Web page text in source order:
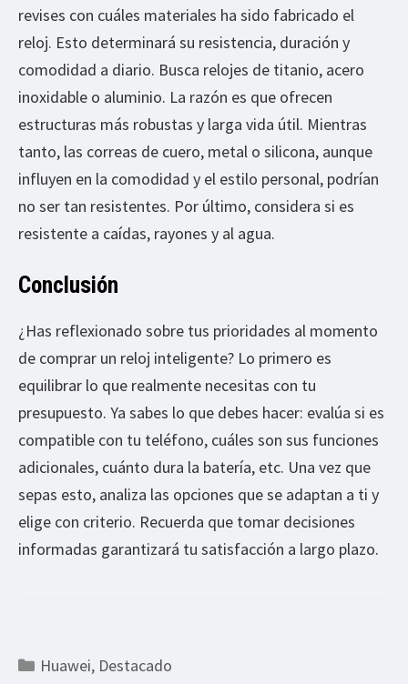
revises con cuáles materiales ha sido fabricado el
reloj. Esto determinará su resistencia, duración y
comodidad a diario. Busca relojes de titanio, acero
inoxidable o aluminio. La razón es que ofrecen
estructuras más robustas y larga vida útil. Mientras
tanto, las correas de cuero, metal o silicona, aunque
influyen en la comodidad y el estilo personal, podrían
no ser tan resistentes. Por último, considera si es
resistente a caídas, rayones y al agua.
Conclusión
¿Has reflexionado sobre tus prioridades al momento
de comprar un reloj inteligente? Lo primero es
equilibrar lo que realmente necesitas con tu
presupuesto. Ya sabes lo que debes hacer: evalúa si es
compatible con tu teléfono, cuáles son sus funciones
adicionales, cuánto dura la batería, etc. Una vez que
sepas esto, analiza las opciones que se adaptan a ti y
elige con criterio. Recuerda que tomar decisiones
informadas garantizará tu satisfacción a largo plazo.
Categorías
Huawei, Destacado